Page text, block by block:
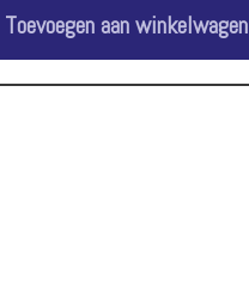
Toevoegen aan winkelwagen